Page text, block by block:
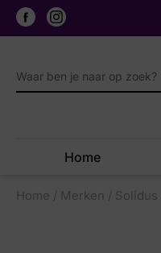
Home
Home / Merken / Solidus